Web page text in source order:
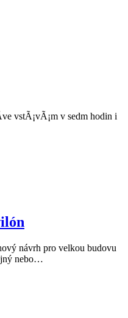
vstÃ¡vÃ¡m v sedm hodin i
návrh pro velkou budovu
nebo…